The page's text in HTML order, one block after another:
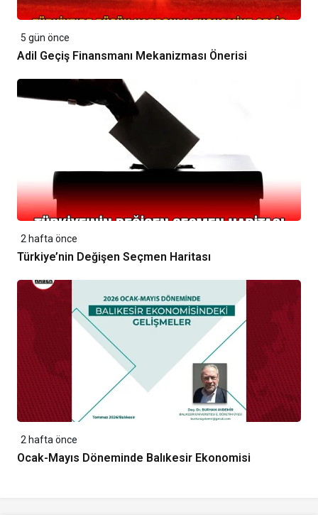
5 gün önce
Adil Geçiş Finansmanı Mekanizması Önerisi
2 hafta önce
Türkiye’nin Değişen Seçmen Haritası
2 hafta önce
Ocak-Mayıs Döneminde Balıkesir Ekonomisi